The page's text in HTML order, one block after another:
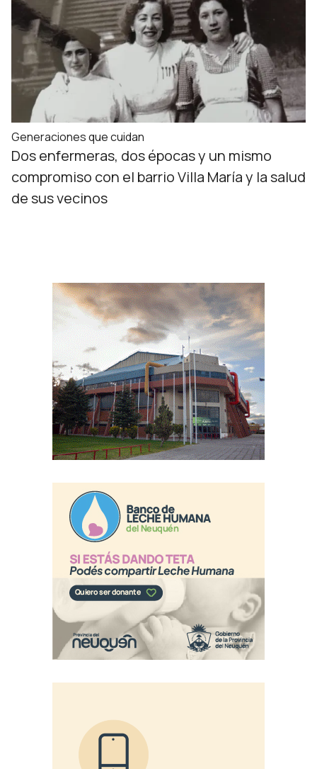
Generaciones que cuidan
Dos enfermeras, dos épocas y un mismo
compromiso con el barrio Villa María y la salud
de sus vecinos